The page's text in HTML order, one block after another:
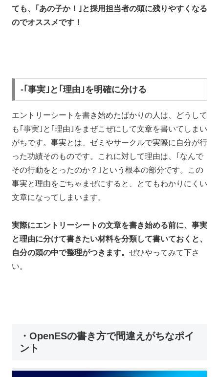
ても、｢あの子か！｣と採用担当者の頭に残りやすくなる
のでオススメです！
-｢事実｣と｢理由｣を明確に分ける
エントリーシートを書き始めたばかりの人は、どうして
も｢事実｣と｢理由｣をまぜこぜにして文章を書いてしまい
がちです。事実とは、ゼミやサークルで実際に自分が行
った功績そのものです。これに対して理由は、｢なんで
その行動をとったのか？｣という根本の部分です。この
事実と理由をごちゃまぜにすると、とてもわかりにくい
文章になってしまいます。
実際にエントリーシートの文章を書き始める前に、事実
と理由に分けて書きたい材料を分類して書いておくと、
自分の頭の中で整理がつきます。 ぜひやってみて下さ
い。
・OpenESの書き方で間違えがちなポイ
ント